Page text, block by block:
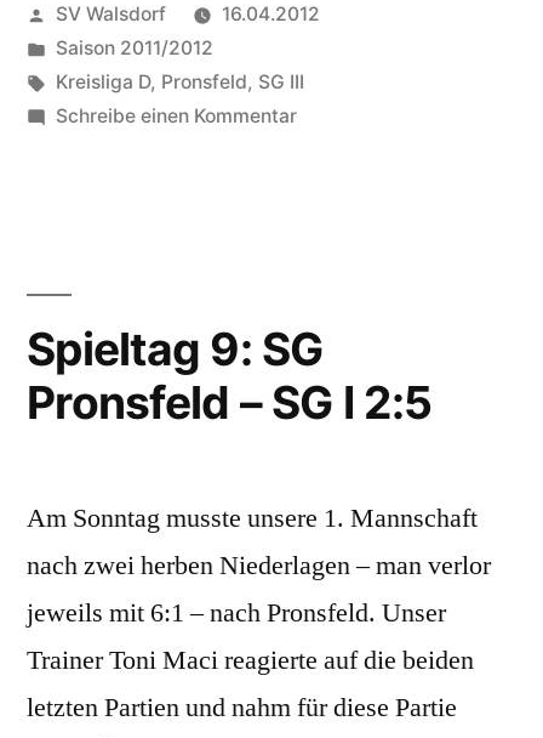
III
–
SG
Veröffentlicht
von
SV Walsdorf
16.04.2012
Veröffentlicht
in
Saison 2011/2012
Schlagwörter:
Kreisliga D, Pronsfeld, SG III
Schreibe einen Kommentarzu
Pronsfeld
III
1:1
Spieltag 9: SG
Pronsfeld – SG I 2:5
Am Sonntag musste unsere 1. Mannschaft
nach zwei herben Niederlagen – man verlor
jeweils mit 6:1 – nach Pronsfeld. Unser
Trainer Toni Maci reagierte auf die beiden
letzten Partien und nahm für diese Partie